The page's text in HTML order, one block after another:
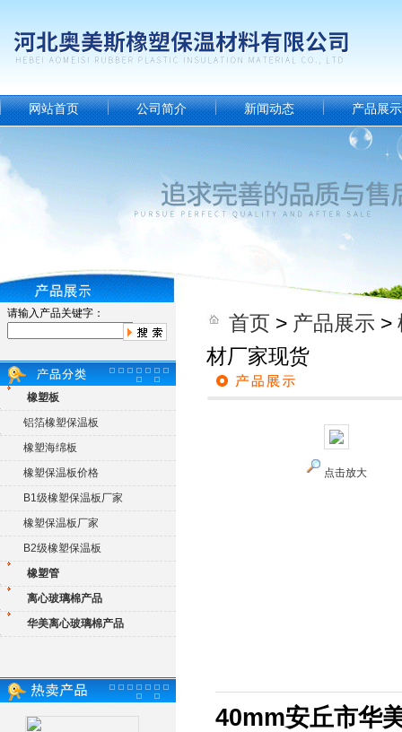
网站首页 公司简介 新闻动态 产品展示
请输入产品关键字：
橡塑板
铝箔橡塑保温板
橡塑海绵板
橡塑保温板价格
B1级橡塑保温板厂家
橡塑保温板厂家
B2级橡塑保温板
橡塑管
离心玻璃棉产品
华美离心玻璃棉产品
首页 > 产品展示 >
材厂家现货
点击放大
40mm安丘市华